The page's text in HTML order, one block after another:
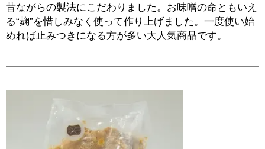
昔ながらの製法にこだわりました。お味噌の命ともいえ
る“麹”を惜しみなく使って作り上げました。一度使い始
めれば止みつきになる方が多い大人気商品です。